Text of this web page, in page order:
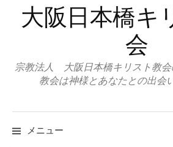
ッ
大阪日本橋キ
会
宗教法人 大阪日本橋キリスト教会
教会は神様とあなたとの出会
メニュー